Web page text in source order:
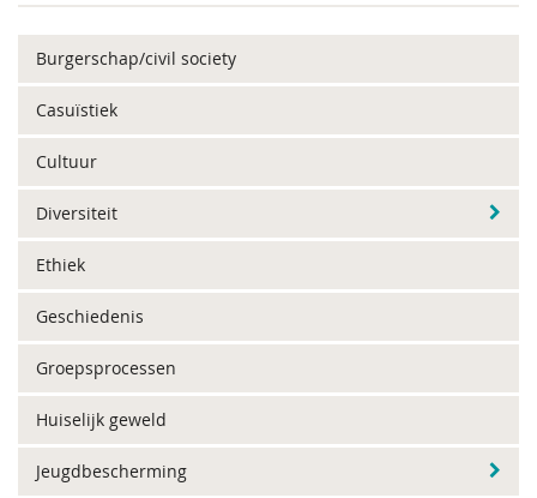
Burgerschap/civil society
Casuïstiek
Cultuur
Diversiteit
Ethiek
Geschiedenis
Groepsprocessen
Huiselijk geweld
Jeugdbescherming